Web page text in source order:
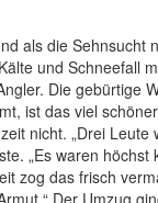
als die
und Schneefall
Die gebürtige
ist das viel
nicht. „Drei
„Es waren
zog das frisch